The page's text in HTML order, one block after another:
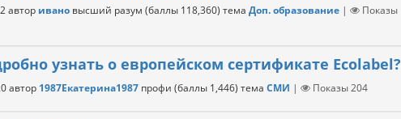
автор ивано высший разум (баллы 118,360) тема Доп. образование |
Показы
узнать о европейском сертификате Ecolabel?
автор 1987Екатерина1987 профи (баллы 1,446) тема СМИ | Показы204